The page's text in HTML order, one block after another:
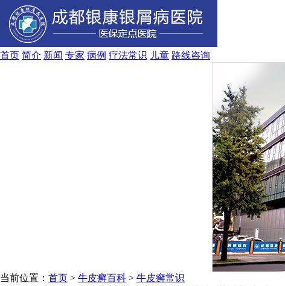
首页 简介 新闻 专家 病例 疗法常识 儿童 路线咨询
当前位置： 首页 > 牛皮癣百科 > 牛皮癣常识